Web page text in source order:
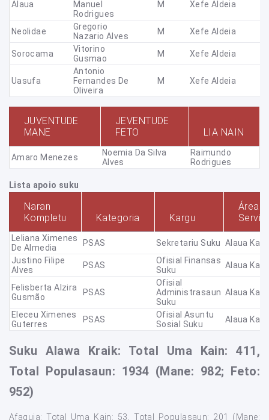
Alaua
Manuel
Rodrigues
M Xefe Aldeia
Neolidae
Gregorio
Nazario Alves
M Xefe Aldeia
Sorocama
Vitorino
Gusmao
M Xefe Aldeia
Uasufa
Antonio
Fernandes De
Oliveira
M Xefe Aldeia
JUVENTUDE
MANE
JEVENTUDE
FETO
LIA NAIN
Amaro Menezes
Noemia Da Silva
Alves
Raimundo
Rodrigues
Lista apoio suku
Naran
Kompletu
Kategoria Kargu
Área
Leliana Ximenes
De Almedia
PSAS Sekretariu Suku Alaua
Justino Filipe
Alves
PSAS
Ofisial Finansas
Suku
Alaua
Felisberta Alzira
Gusmão
PSAS
Ofisial
Administrasaun
Suku
Alaua
Eleceu Ximenes
Guterres
PSAS
Ofisial Asuntu
Sosial Suku
Alaua
Suku
Alawa Kraik: Total Uma Kain: 411,
Total Populasaun: 1934 (Mane: 982; Feto:
952)
Afaguia: Total Uma Kain: 53, Total Populasaun: 201 (Mane: